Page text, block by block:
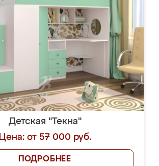
Детская "Текна"
Цена: от 57 000 руб.
ПОДРОБНЕЕ